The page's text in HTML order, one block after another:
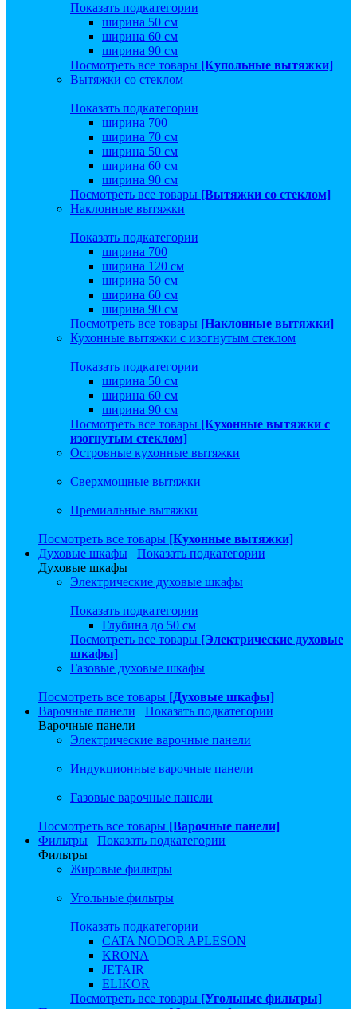
Показать подкатегории
ширина 50 см
ширина 60 см
ширина 90 см
Посмотреть все товары [Купольные вытяжки]
Вытяжки со стеклом
Показать подкатегории
ширина 700
ширина 70 см
ширина 50 см
ширина 60 см
ширина 90 см
Посмотреть все товары [Вытяжки со стеклом]
Наклонные вытяжки
Показать подкатегории
ширина 700
ширина 120 см
ширина 50 см
ширина 60 см
ширина 90 см
Посмотреть все товары [Наклонные вытяжки]
Кухонные вытяжки с изогнутым стеклом
Показать подкатегории
ширина 50 см
ширина 60 см
ширина 90 см
Посмотреть все товары [Кухонные вытяжки с
изогнутым стеклом]
Островные кухонные вытяжки
Сверхмощные вытяжки
Премиальные вытяжки
Посмотреть все товары [Кухонные вытяжки]
Духовые шкафы
Показать подкатегории
Духовые шкафы
Электрические духовые шкафы
Показать подкатегории
Глубина до 50 см
Посмотреть все товары [Электрические духовые
шкафы]
Газовые духовые шкафы
Посмотреть все товары [Духовые шкафы]
Варочные панели
Показать подкатегории
Варочные панели
Электрические варочные панели
Индукционные варочные панели
Газовые варочные панели
Посмотреть все товары [Варочные панели]
Фильтры
Показать подкатегории
Фильтры
Жировые фильтры
Угольные фильтры
Показать подкатегории
CATA NODOR APLESON
KRONA
JETAIR
ELIKOR
Посмотреть все товары [Угольные фильтры]